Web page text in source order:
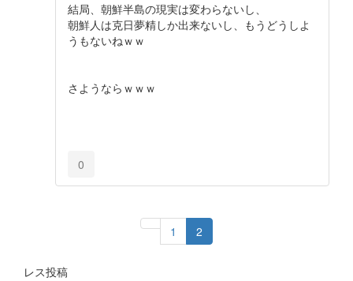
結局、朝鮮半島の現実は変わらないし、
朝鮮人は克日夢精しか出来ないし、もうどうしよ
うもないねｗｗ
さようならｗｗｗ
0
1 2
レス投稿